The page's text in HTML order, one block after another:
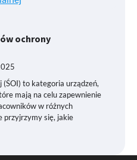
ochrony
to kategoria urządzeń,
mają na celu zapewnienie
w różnych
przyjrzymy się, jakie